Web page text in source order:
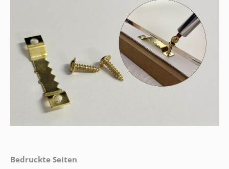
Bedruckte Seiten